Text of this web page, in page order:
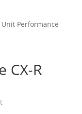
Performance
CX-R